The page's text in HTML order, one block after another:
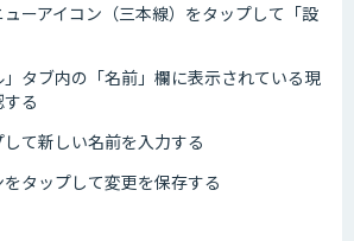
ーアイコン（三本線）をタップして「設
」タブ内の「名前」欄に表示されている現
る
て新しい名前を入力する
をタップして変更を保存する